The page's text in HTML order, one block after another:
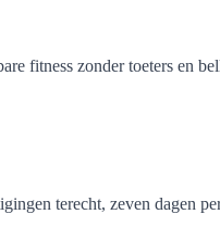
fitness zonder toeters en
terecht, zeven dagen